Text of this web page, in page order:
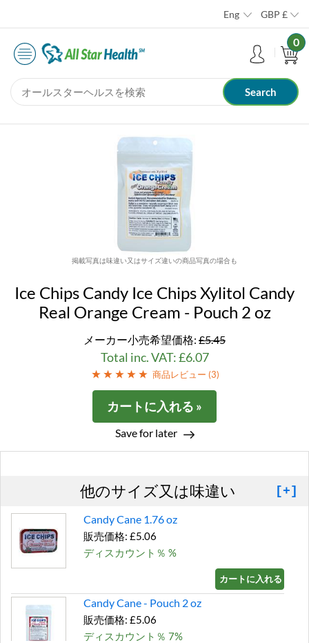
Eng GBP £
0
掲載写真は味違い又はサイズ違いの商品写真の場合も
Ice Chips Candy Ice Chips Xylitol Candy
Real Orange Cream - Pouch 2 oz
メーカー小売希望価格: £5.45
Total inc. VAT: £6.07
商品レビュー (3)
カートに入れる »
Save for later
他のサイズ又は味違い [+]
Candy Cane 1.76 oz
販売価格: £5.06
ディスカウント％ %
カートに入れる »
Candy Cane - Pouch 2 oz
販売価格: £5.06
ディスカウント％ 7%